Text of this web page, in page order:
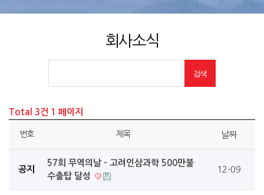
파트너사
회사소식
Total 3건 1 페이지
번호 제목 날짜
공지
57회 무역의날 - 고려인삼과학 500만불
수출탑 달성
12-09